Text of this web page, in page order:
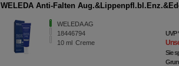
WELEDA Anti-Falten
WELEDA AG
18446794
10 ml Creme
UVP
Sie